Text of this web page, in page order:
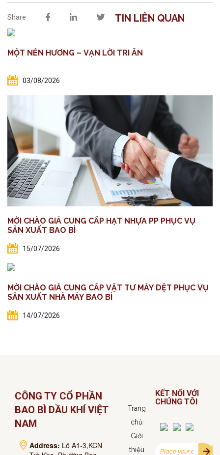
Share TIN LIÊN QUAN
MỘT NÉN HƯƠNG – VẠN LỜI TRI ÂN
03/08/2026
MỜI CHÀO GIÁ CUNG CẤP HẠT NHỰA PP PHỤC VỤ
SẢN XUẤT BAO BÌ
15/07/2026
MỜI CHÀO GIÁ CUNG CẤP VẬT TƯ MÁY DỆT PHỤC VỤ
SẢN XUẤT NHÀ MÁY BAO BÌ
14/07/2026
CÔNG TY CỔ PHẦN
BAO BÌ DẦU KHÍ VIỆT
NAM
Address: Lô A1-3,KCN
Trang
chủ
Giới
thiệu
KẾT NỐI VỚI
CHÚNG TÔI